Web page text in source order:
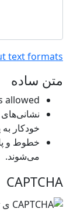
text formats
متن ساده
allowed.
نشانی‌های
خودکار به
خطوط و
می‌شوند.
CAPTCHA